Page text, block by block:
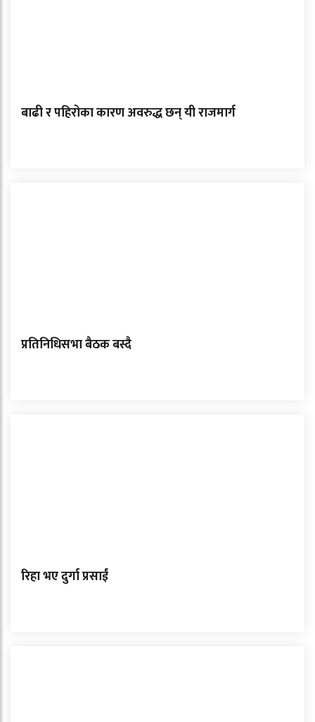
बाढी र पहिरोका कारण अवरुद्ध छन् यी राजमार्ग
प्रतिनिधिसभा बैठक बस्दै
रिहा भए दुर्गा प्रसाईं